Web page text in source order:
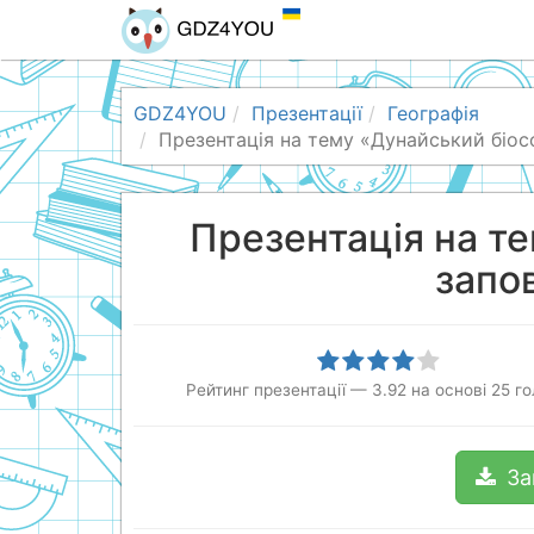
GDZ4YOU Презентації
Географія
Презентація на тему «Дунайський
Презентація на
Рейтинг презентації — 3.92 на основі 25